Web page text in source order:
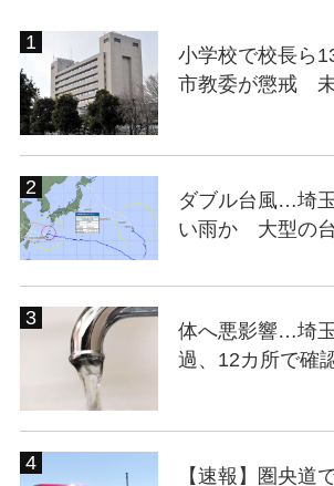
小学校で校長ら
市教委が懲戒
ダブル台風…埼
い雨か 大型の
体へ悪影響…埼玉
過、12カ所で確
【速報】圏央道